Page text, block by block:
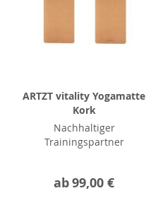
ARTZT vitality Yogamatte
Kork
Nachhaltiger
Trainingspartner
ab99,00 €